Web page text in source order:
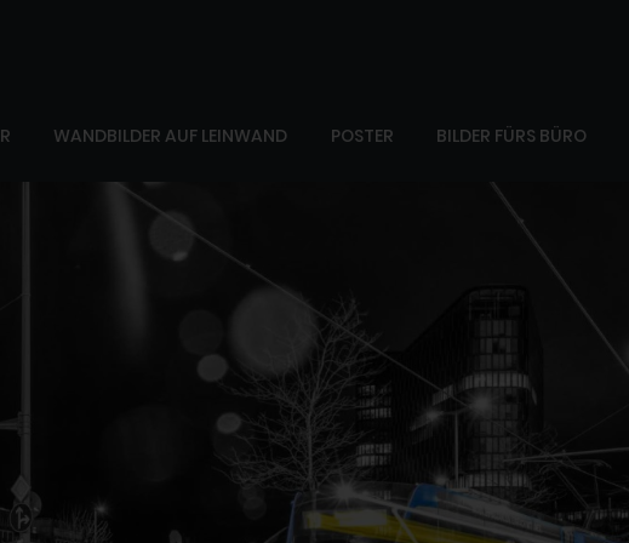
WANDBILDER AUF LEINWAND POSTER BILDER FÜRS BÜRO